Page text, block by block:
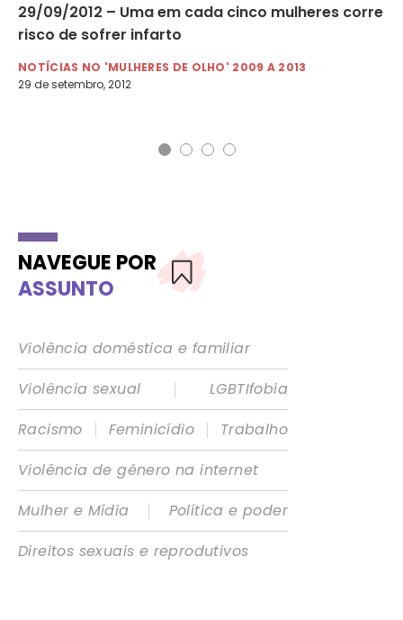
29/09/2012 – Uma em cada cinco mulheres corre
risco de sofrer infarto
NOTÍCIAS NO 'MULHERES DE OLHO' 2009 A 2013
29 de setembro, 2012
NAVEGUE POR
ASSUNTO
Violência doméstica e familiar
Violência sexual
|
LGBTIfobia
Racismo
| Feminicídio |
Trabalho
Violência de gênero na internet
Mulher e Mídia
|
Política e poder
Direitos sexuais e reprodutivos